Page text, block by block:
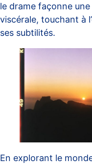
le drame façonne
viscérale, touchant à
ses subtilités.
En explorant le